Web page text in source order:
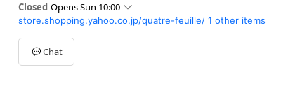
Closed Opens Sun 10:00
Sun10:00 - 19:00
Mon10:00 - 19:00
Tue10:00 - 19:00
WedClosed
store.shopping.yahoo.co.jp/quatre-feuille/ 1 other items
Chat